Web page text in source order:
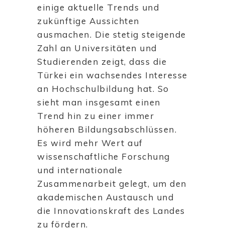
einige aktuelle Trends und
zukünftige Aussichten
ausmachen. Die stetig steigende
Zahl an Universitäten und
Studierenden zeigt, dass die
Türkei ein wachsendes Interesse
an Hochschulbildung hat. So
sieht man insgesamt einen
Trend hin zu einer immer
höheren Bildungsabschlüssen.
Es wird mehr Wert auf
wissenschaftliche Forschung
und internationale
Zusammenarbeit gelegt, um den
akademischen Austausch und
die Innovationskraft des Landes
zu fördern.